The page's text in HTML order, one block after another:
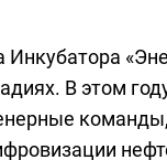
В этом